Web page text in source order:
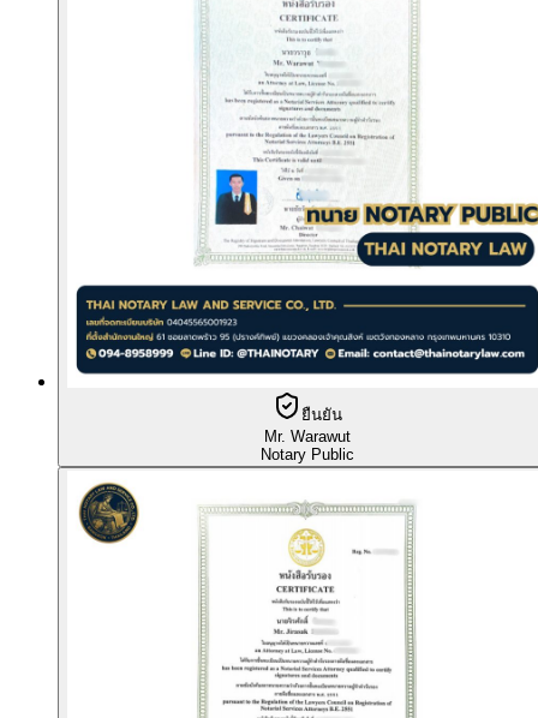
ยืนยัน
Mr. Warawut
Notary Public